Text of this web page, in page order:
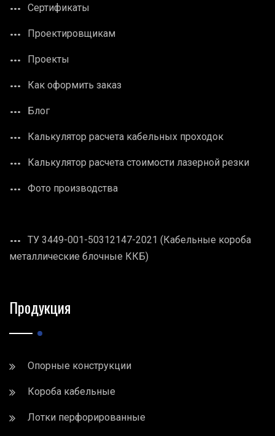
Сертификаты
Проектировщикам
Проекты
Как оформить заказ
Блог
Калькулятор расчета кабельных проходок
Калькулятор расчета стоимости лазерной резки
Фото производства
ТУ 3449-001-50312147-2021 (Кабельные короба
металлические блочные ККБ)
Продукция
Опорные конструкции
Короба кабельные
Лотки перфорированные